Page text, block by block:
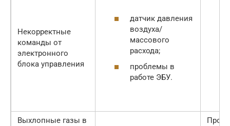
Некорректные
команды от
электронного
блока управления
датчик давления
воздуха/
массового
расхода;
проблемы в
работе ЭБУ.
Выхлопные газы в